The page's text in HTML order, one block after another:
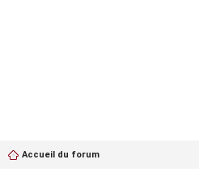
Accueil du forum